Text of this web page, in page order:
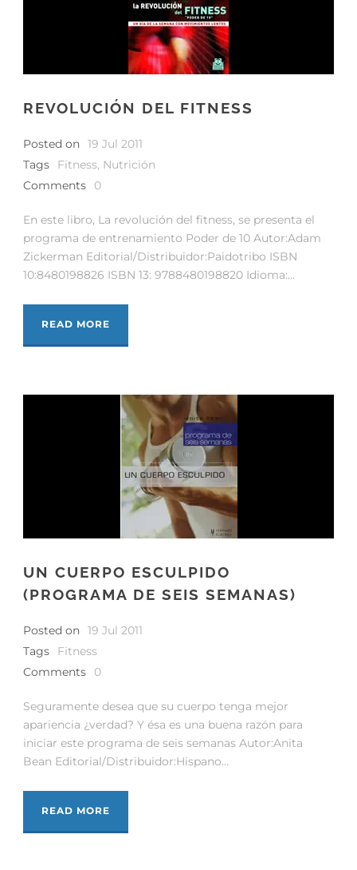
REVOLUCIÓN DEL FITNESS
Posted on 19 Jul 2011
Tags
Fitness, Nutrición
Comments
0
En este libro, La revolución del fitness, se presenta el
programa de entrenamiento Poder de 10 Autor:Adam
Zickerman Editorial/Distribuidor:Paidotribo ISBN
10:8480198826 ISBN 13: 9788480198820 Idioma:...
READ MORE
UN CUERPO ESCULPIDO
(PROGRAMA DE SEIS SEMANAS)
Posted on 19 Jul 2011
Tags
Fitness
Comments
0
Seguramente desea que su cuerpo tenga mejor
apariencia ¿verdad? Y ésa es una buena razón para
iniciar este programa de seis semanas Autor:Anita
Bean Editorial/Distribuidor:Hispano...
READ MORE